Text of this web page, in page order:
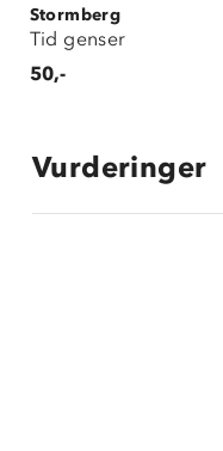
Stormberg
Tid genser
50,-
Vurderinger